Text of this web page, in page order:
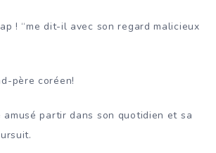
! “me dit-il avec son regard malicieux
père coréen!
amusé partir dans son quotidien et sa